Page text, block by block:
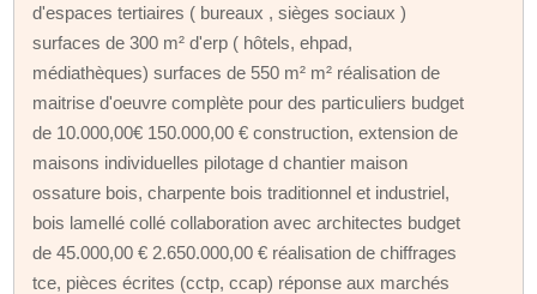
d'espaces tertiaires ( bureaux , sièges sociaux )
surfaces de 300 m² d'erp ( hôtels, ehpad,
médiathèques) surfaces de 550 m² m² réalisation de
maitrise d'oeuvre complète pour des particuliers budget
de 10.000,00€ 150.000,00 € construction, extension de
maisons individuelles pilotage d chantier maison
ossature bois, charpente bois traditionnel et industriel,
bois lamellé collé collaboration avec architectes budget
de 45.000,00 € 2.650.000,00 € réalisation de chiffrages
tce, pièces écrites (cctp, ccap) réponse aux marchés